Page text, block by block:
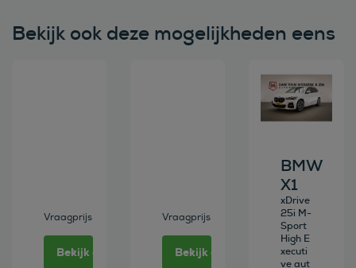
Bekijk ook deze mogelijkheden eens
Vraagprijs
Bekijk deze auto
Vraagprijs
Bekijk deze auto
Bekijk deze
BMW
X1
xDrive
25i M-
Sport
High E
xecuti
ve aut